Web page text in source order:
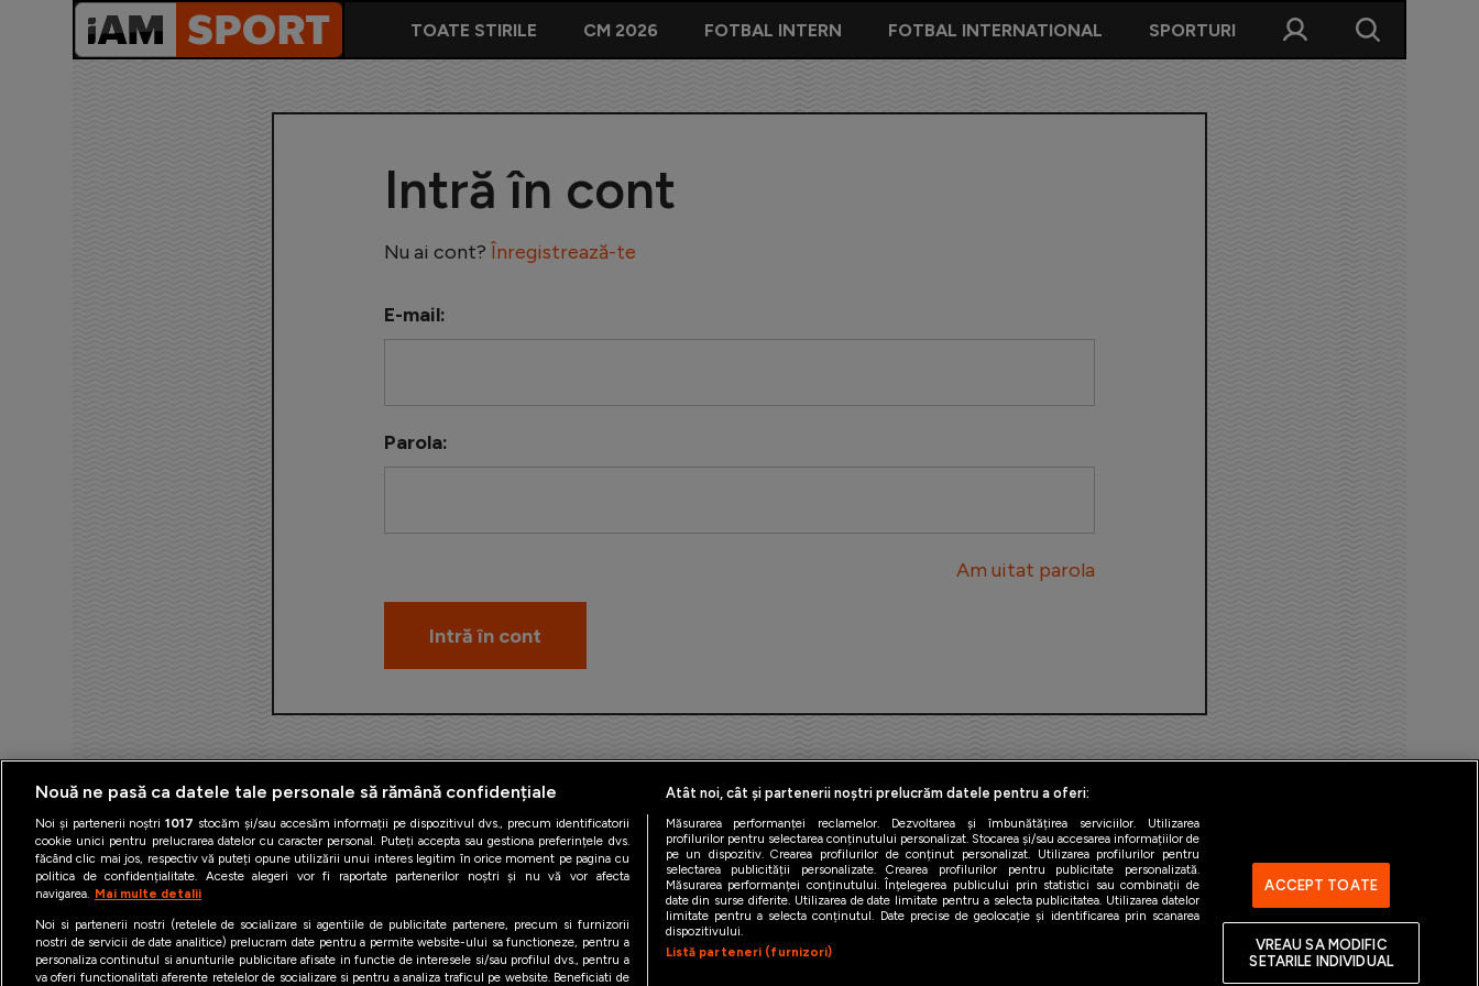
TOATE STIRILE CM 2026 FOTBAL INTERN FOTBAL INTERNATIONAL SPORTURI
Intră în cont
Nu ai cont? Înregistrează-te
E-mail:
Parola:
Am uitat parola
iAMsport.ro © 2026
Politica de utilizare Cookies Cine suntem Contact Gestionați preferințele
Nouă ne pasă ca datele tale personale să rămână confidențiale
Noi și partenerii noștri1017 stocăm și/sau accesăm informații pe dispozitivul dvs., precum identificatorii
cookie unici pentru prelucrarea datelor cu caracter personal. Puteți accepta sau gestiona preferințele dvs.
făcând clic mai jos, respectiv vă puteți opune utilizării unui interes legitim în orice moment pe pagina cu
politica de confidențialitate. Aceste alegeri vor fi raportate partenerilor noștri și nu vă vor afecta
navigarea. Mai multe detalii
Noi si partenerii nostri (retelele de socializare si agentiile de publicitate partenere, precum si furnizorii
nostri de servicii de date analitice) prelucram date pentru a permite website-ului sa functioneze, pentru a
personaliza continutul si anunturile publicitare afisate in functie de interesele si/sau profilul dvs., pentru a
va oferi functionalitati aferente retelelor de socializare si pentru a analiza traficul pe website. Beneficiati de
Atât noi, cât și partenerii noștri prelucrăm datele pentru a oferi:
Măsurarea performanței reclamelor. Dezvoltarea și îmbunătățirea serviciilor. Utilizarea
profilurilor pentru selectarea conținutului personalizat. Stocarea și/sau accesarea informațiilor de
pe un dispozitiv. Crearea profilurilor de conținut personalizat. Utilizarea profilurilor pentru
selectarea publicității personalizate. Crearea profilurilor pentru publicitate personalizată.
Măsurarea performanței conținutului. Înțelegerea publicului prin statistici sau combinații de
date din surse diferite. Utilizarea de date limitate pentru a selecta publicitatea. Utilizarea datelor
limitate pentru a selecta conținutul. Date precise de geolocație și identificarea prin scanarea
dispozitivului.
Listă parteneri (furnizori)
ACCEPT TOATE
VREAU SA MODIFIC
SETARILE INDIVIDUAL